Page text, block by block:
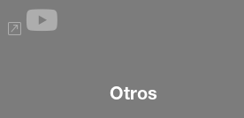
Otros